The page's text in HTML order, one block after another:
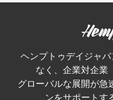
ヘンプトゥデイジャ
なく、企業対企業
グローバルな展開が急
ンをサポートす